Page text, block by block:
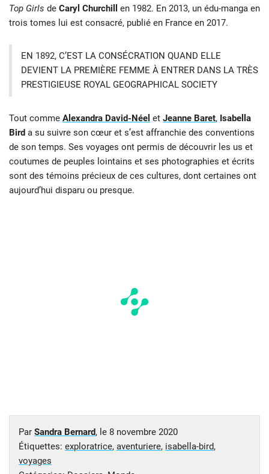
Top Girls de Caryl Churchill
en 1982. En 2013, un édu-manga en
trois tomes lui est consacré, publié en France en 2017.
EN 1892, C’EST LA CONSÉCRATION QUAND ELLE
DEVIENT LA PREMIÈRE FEMME À ENTRER DANS LA TRÈS
PRESTIGIEUSE ROYAL GEOGRAPHICAL SOCIETY
Tout comme Alexandra David-Néel et Jeanne Baret, Isabella
Bird a su suivre son cœur et s’est affranchie des conventions
de son temps. Ses voyages ont permis de découvrir les us et
coutumes de peuples lointains et ses photographies et écrits
sont des témoins précieux de ces cultures, dont certaines ont
aujourd’hui disparu ou presque.
Par Sandra Bernard, le 8 novembre 2020
Étiquettes: exploratrice, aventuriere, isabella-bird,
voyages